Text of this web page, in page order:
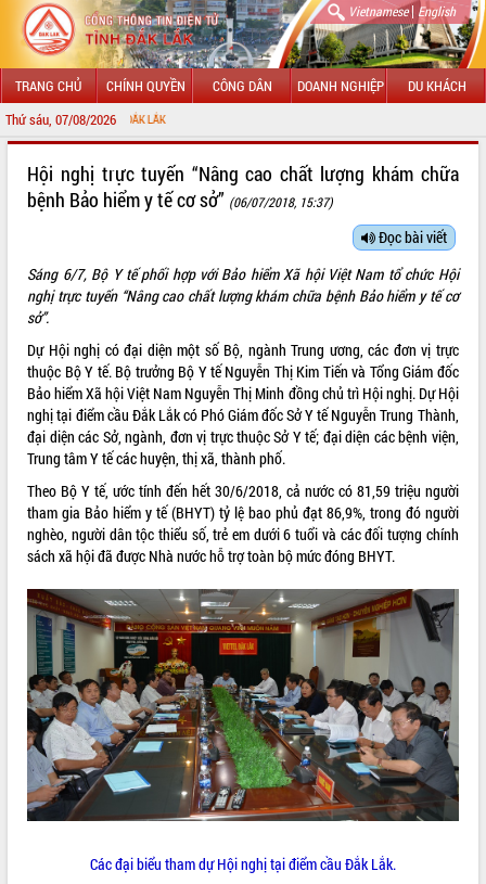
Vietnamese| English
TRANG CHỦ CHÍNH QUYỀN CÔNG DÂN DOANH NGHIỆP DU KHÁCH
Thứ sáu, 07/08/2026
LÃNH ĐẠO UBND TỈNH
SỞ, BAN, NGÀNH
THÔNG TIN CHỈ ĐẠO ĐIỀU HÀNH
HỆ THỐNG VĂN BẢN
VĂN BẢN HĐND TỈNH
ĐIỂM TIN VĂN BẢN
QUY HOẠCH - KẾ HOẠCH
Hội nghị trực tuyến “Nâng cao chất lượng khám chữa
bệnh Bảo hiểm y tế cơ sở” (06/07/2018, 15:37)
Đọc bài viết
Sáng 6/7, Bộ Y tế phối hợp với Bảo hiểm Xã hội Việt Nam tổ chức Hội
nghị trực tuyến “Nâng cao chất lượng khám chữa bệnh Bảo hiểm y tế cơ
sở”.
Dự Hội nghị có đại diện một số Bộ, ngành Trung ương, các đơn vị trực
thuộc Bộ Y tế. Bộ trưởng Bộ Y tế Nguyễn Thị Kim Tiến và Tổng Giám đốc
Bảo hiểm Xã hội Việt Nam Nguyễn Thị Minh đồng chủ trì Hội nghị. Dự Hội
nghị tại điểm cầu Đắk Lắk có Phó Giám đốc Sở Y tế Nguyễn Trung Thành,
đại diện các Sở, ngành, đơn vị trực thuộc Sở Y tế; đại diện các bệnh viện,
Trung tâm Y tế các huyện, thị xã, thành phố.
Theo Bộ Y tế, ước tính đến hết 30/6/2018, cả nước có 81,59 triệu người
tham gia Bảo hiểm y tế (BHYT) tỷ lệ bao phủ đạt 86,9%, trong đó người
nghèo, người dân tộc thiểu số, trẻ em dưới 6 tuổi và các đối tượng chính
sách xã hội đã được Nhà nước hỗ trợ toàn bộ mức đóng BHYT.
Các đại biểu tham dự Hội nghị tại điểm cầu Đắk Lắk.